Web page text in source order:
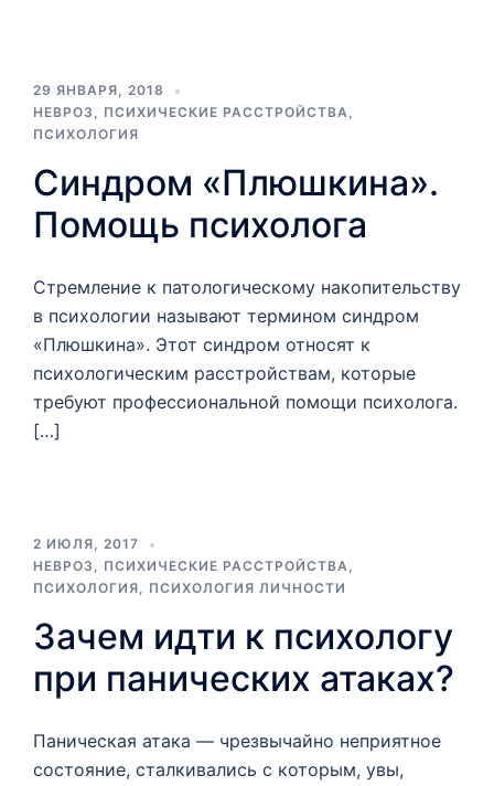
29 ЯНВАРЯ, 2018
НЕВРОЗ , ПСИХИЧЕСКИЕ РАССТРОЙСТВА,
ПСИХОЛОГИЯ
Синдром «Плюшкина».
Помощь психолога
Стремление к патологическому накопительству
в психологии называют термином синдром
«Плюшкина». Этот синдром относят к
психологическим расстройствам, которые
требуют профессиональной помощи психолога.
[…]
2 ИЮЛЯ, 2017
НЕВРОЗ , ПСИХИЧЕСКИЕ РАССТРОЙСТВА,
ПСИХОЛОГИЯ, ПСИХОЛОГИЯ ЛИЧНОСТИ
Зачем идти к психологу
при панических атаках?
Паническая атака — чрезвычайно неприятное
состояние, сталкивались с которым, увы,